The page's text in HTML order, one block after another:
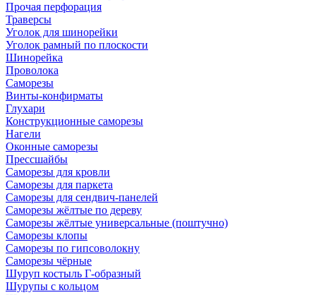
Прочая перфорация
Траверсы
Уголок для шинорейки
Уголок рамный по плоскости
Шинорейка
Проволока
Саморезы
Винты-конфирматы
Глухари
Конструкционные саморезы
Нагели
Оконные саморезы
Прессшайбы
Саморезы для кровли
Саморезы для паркета
Саморезы для сендвич-панелей
Саморезы жёлтые по дереву
Саморезы жёлтые универсальные (поштучно)
Саморезы клопы
Саморезы по гипсоволокну
Саморезы чёрные
Шуруп костыль Г-образный
Шурупы с кольцом